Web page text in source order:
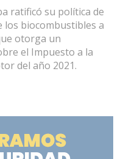
ratificó su política de
los biocombustibles a
otorga un
el Impuesto a la
del año 2021.